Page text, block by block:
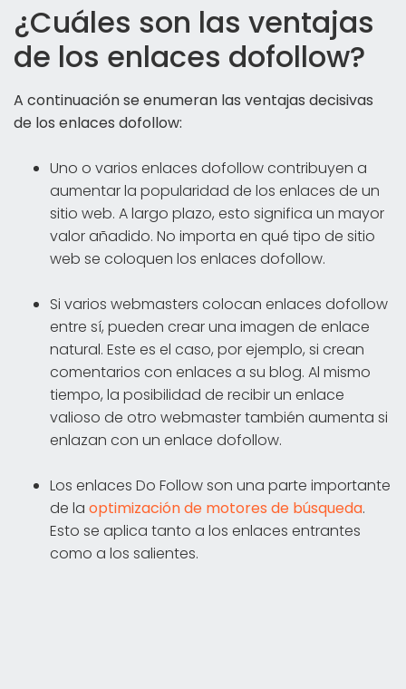
¿Cuáles son las ventajas
de los enlaces dofollow?
A continuación se enumeran las ventajas decisivas
de los enlaces dofollow:
Uno o varios enlaces dofollow contribuyen a
aumentar la popularidad de los enlaces de un
sitio web. A largo plazo, esto significa un mayor
valor añadido. No importa en qué tipo de sitio
web se coloquen los enlaces dofollow.
Si varios webmasters colocan enlaces dofollow
entre sí, pueden crear una imagen de enlace
natural. Este es el caso, por ejemplo, si crean
comentarios con enlaces a su blog. Al mismo
tiempo, la posibilidad de recibir un enlace
valioso de otro webmaster también aumenta si
enlazan con un enlace dofollow.
Los enlaces Do Follow son una parte importante
de la optimización de motores de búsqueda.
Esto se aplica tanto a los enlaces entrantes
como a los salientes.